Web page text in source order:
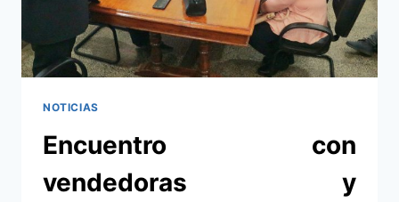
LA
SUBOFICINA
POLICIAL
NOTICIAS
Encuentro con
vendedoras y